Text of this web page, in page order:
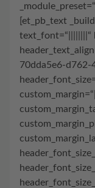
[et_pb_text
text_font=“||||||||“
70dda5e6-d762-